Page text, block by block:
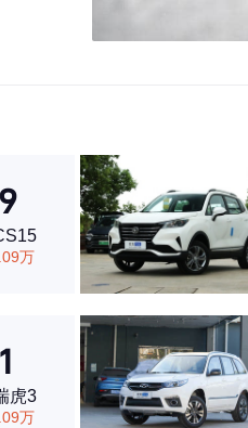
级车
万
虎3
万